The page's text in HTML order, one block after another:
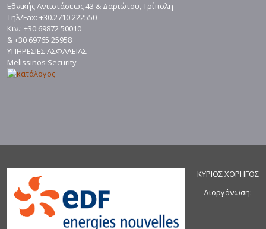
Εθνικής Αντιστάσεως 43 & Δαριώτου, Τρίπολη
Τηλ/Fax: +30.2710 222550
Κιν.: +30.69872 50010
& +30 69765 25958
ΥΠΗΡΕΣΙΕΣ ΑΣΦΑΛΕΙΑΣ
Melissinos Security
ΚΥΡΙΟΣ ΧΟΡΗΓΟΣ
Διοργάνωση: